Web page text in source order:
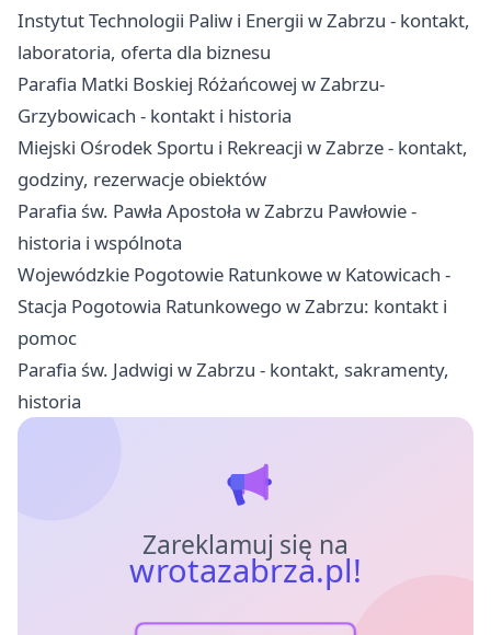
Instytut Technologii Paliw i Energii w Zabrzu - kontakt,
laboratoria, oferta dla biznesu
Parafia Matki Boskiej Różańcowej w Zabrzu-
Grzybowicach - kontakt i historia
Miejski Ośrodek Sportu i Rekreacji w Zabrze - kontakt,
godziny, rezerwacje obiektów
Parafia św. Pawła Apostoła w Zabrzu Pawłowie -
historia i wspólnota
Wojewódzkie Pogotowie Ratunkowe w Katowicach -
Stacja Pogotowia Ratunkowego w Zabrzu: kontakt i
pomoc
Parafia św. Jadwigi w Zabrzu - kontakt, sakramenty,
historia
Zareklamuj się na
wrotazabrza.pl!